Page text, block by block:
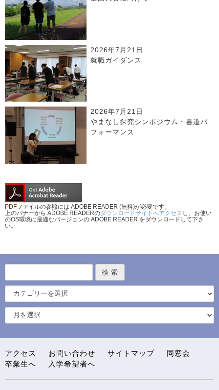
2026年7月21日
就職ガイダンス
2026年7月21日
やまなし探究シンポジウム・書道パ
フォーマンス
PDFファイルの参照には ADOBE READER (無料)が必要です。
上のバナーから ADOBE READERのダウンロードサイトへアクセス し、お使い
のOS環境に最適なバージョンの ADOBE READER をダウンロードして下さ
い。
アクセス お問い合わせ サイトマップ
同窓会
卒業生へ
入学希望者へ